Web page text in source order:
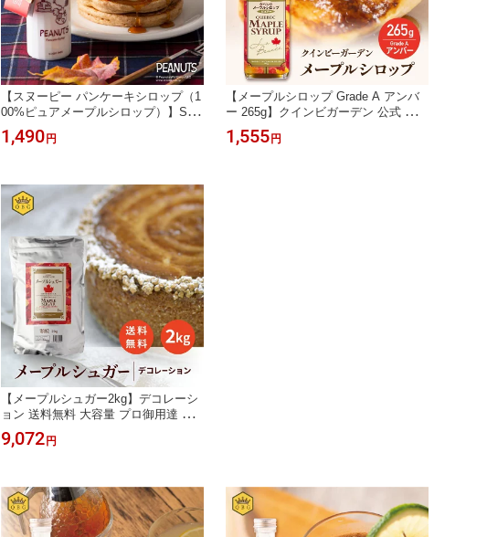
【スヌーピー パンケーキシロップ（1
00%ピュアメープルシロップ）】SN
OOPY ウッドチャーム付き おしゃれ
可愛い PEANUTS 人気 プレゼント ギ
1,490 円
【メープルシロップ Grade A アンバ
ー 265g】クインビガーデン 公式 カナ
ダ ケベック州 プロ御用達 ピュア人気
美味しい 安心 安全 ヘルシー パンケ
1,555 円
【メープルシュガー2kg】デコレーシ
ョン 送料無料 大容量 プロ御用達 業
務用 人気 クインビーガーデン 公式
カナダ ケベック州 高評価 製菓 製パ
9,072 円